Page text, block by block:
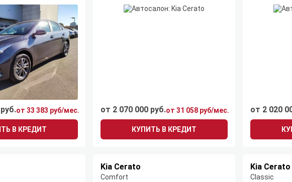
от 33 383 руб/мес.
В КРЕДИТ
от 2 070 000 руб.от 31 058 руб/мес.
КУПИТЬ В КРЕДИТ
от 2 020
Kia Cerato
Comfort
Kia Cerato
Classic